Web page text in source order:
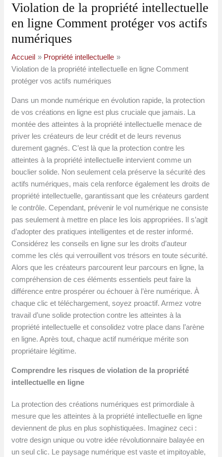
Violation de la propriété intellectuelle
en ligne Comment protéger vos actifs
numériques
Accueil
Propriété intellectuelle
Violation de la propriété intellectuelle en ligne Comment
protéger vos actifs numériques
Dans un monde numérique en évolution rapide, la protection
de vos créations en ligne est plus cruciale que jamais. La
montée des atteintes à la propriété intellectuelle menace de
priver les créateurs de leur crédit et de leurs revenus
durement gagnés. C’est là que la protection contre les
atteintes à la propriété intellectuelle intervient comme un
bouclier solide. Non seulement cela préserve la sécurité des
actifs numériques, mais cela renforce également les droits de
propriété intellectuelle, garantissant que les créateurs gardent
le contrôle. Cependant, prévenir le vol numérique ne consiste
pas seulement à mettre en place les lois appropriées. Il s’agit
d’adopter des pratiques intelligentes et de rester informé.
Considérez les conseils en ligne sur les droits d’auteur
comme les clés qui verrouillent vos trésors en toute sécurité.
Alors que les créateurs parcourent leur parcours en ligne, la
compréhension de ces éléments essentiels peut faire la
différence entre prospérer ou échouer à l’ère numérique. À
chaque clic et téléchargement, soyez proactif. Armez votre
travail d’une solide protection contre les atteintes à la
propriété intellectuelle et consolidez votre place dans l’arène
en ligne. Après tout, chaque actif numérique mérite son
propriétaire légitime.
Comprendre les risques de violation de la propriété
intellectuelle en ligne
La protection des créations numériques est primordiale à
mesure que les atteintes à la propriété intellectuelle en ligne
deviennent de plus en plus sophistiquées. Imaginez ceci :
votre design unique ou votre idée révolutionnaire balayée en
un seul clic. Le paysage numérique est vaste et impitoyable,